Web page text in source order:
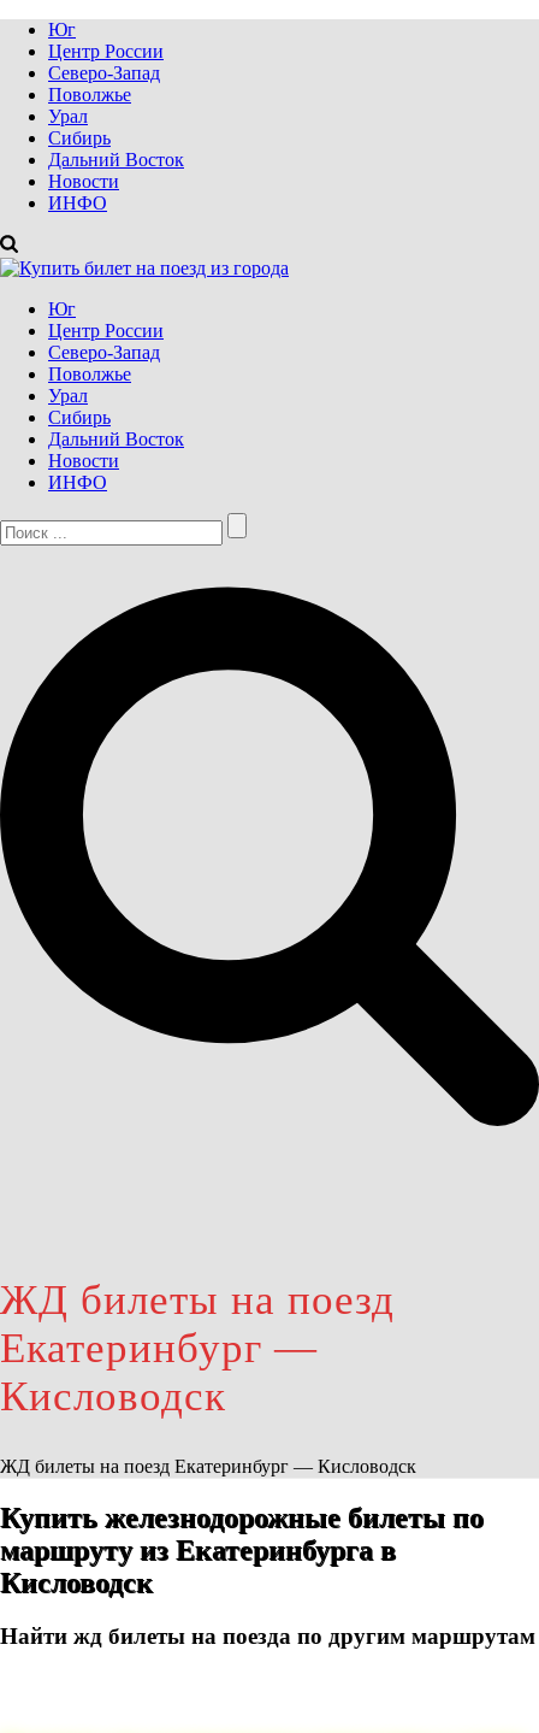
Юг
Центр России
Северо-Запад
Поволжье
Урал
Сибирь
Дальний Восток
Новости
ИНФО
Юг
Центр России
Северо-Запад
Поволжье
Урал
Сибирь
Дальний Восток
Новости
ИНФО
ЖД билеты на поезд
Екатеринбург —
Кисловодск
ЖД билеты на поезд Екатеринбург — Кисловодск
Купить железнодорожные билеты по
маршруту из Екатеринбурга в
Кисловодск
Найти жд билеты на поезда по другим маршрутам